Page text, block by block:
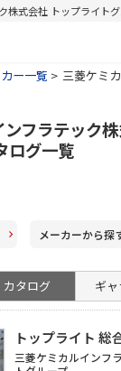
株式会社 トップライト
ー一覧 三菱ケミ
フラテック
ログ一覧
メーカーから探
カタログ ギ
トップライト 総
三菱ケミカルインフ